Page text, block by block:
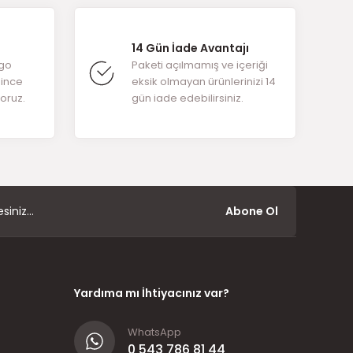
14 Gün İade Avantajı
Paketi açılmamış ve içeriği
eksik olmayan ürünlerinizi 14
gün iade edebilirsiniz.
Abone Ol
Yardıma mı İhtiyacınız var?
WhatsApp
0 543 786 81 44